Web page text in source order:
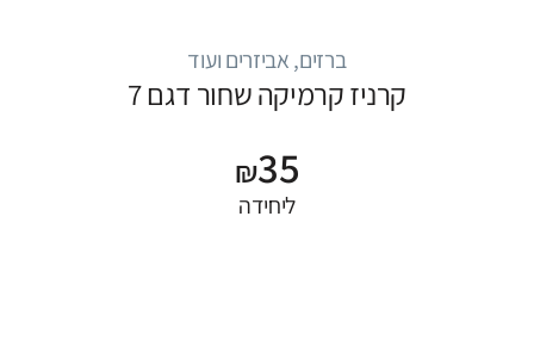
ברזים, אביזרים ועוד
קרניז קרמיקה שחור דגם 7
₪35
ליחידה